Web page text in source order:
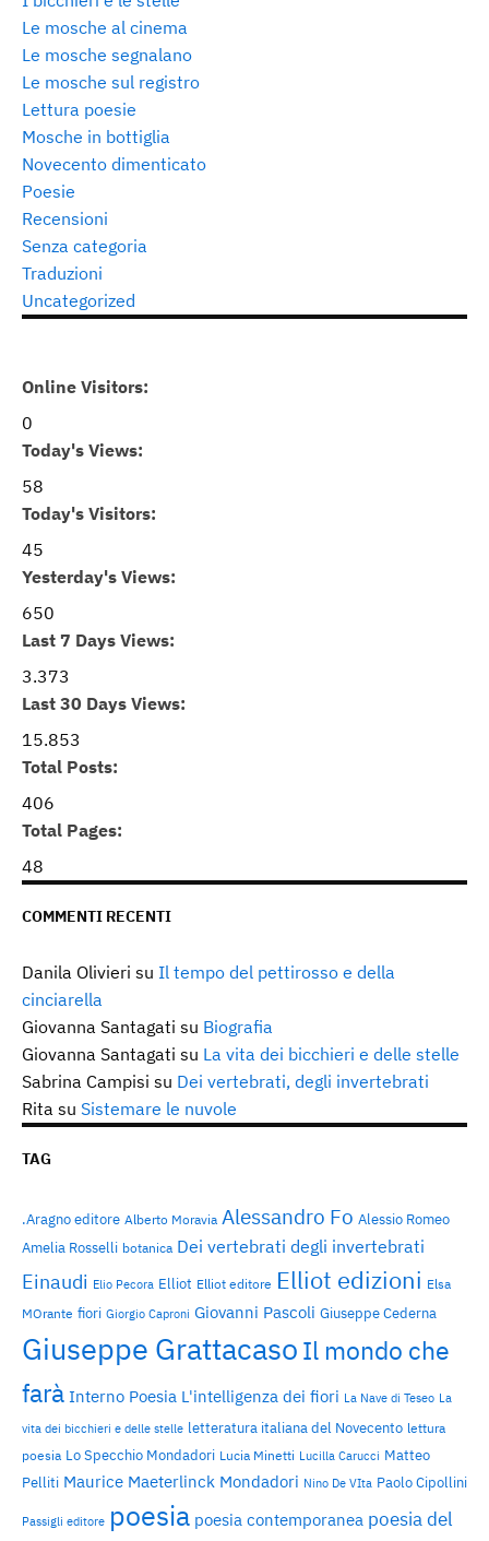
Le mosche al cinema
Le mosche segnalano
Le mosche sul registro
Lettura poesie
Mosche in bottiglia
Novecento dimenticato
Poesie
Recensioni
Senza categoria
Traduzioni
Uncategorized
Online Visitors:
0
Today's Views:
58
Today's Visitors:
45
Yesterday's Views:
650
Last 7 Days Views:
3.373
Last 30 Days Views:
15.853
Total Posts:
406
Total Pages:
48
COMMENTI RECENTI
Danila Olivieri su Il tempo del pettirosso e della
cinciarella
Giovanna Santagati su Biografia
Giovanna Santagati su La vita dei bicchieri e delle stelle
Sabrina Campisi su Dei vertebrati, degli invertebrati
Rita su Sistemare le nuvole
TAG
.Aragno editore Alberto Moravia Alessandro Fo Alessio Romeo
Amelia Rosselli botanica Dei vertebrati degli invertebrati
Einaudi Elio Pecora Elliot Elliot editore Elliot edizioni Elsa
MOrante fiori Giorgio Caproni Giovanni Pascoli Giuseppe Cederna
Giuseppe Grattacaso Il mondo che
farà Interno Poesia L'intelligenza dei fiori La Nave di Teseo La
vita dei bicchieri e delle stelle letteratura italiana del Novecento lettura
poesia Lo Specchio Mondadori Lucia Minetti Lucilla Carucci Matteo
Pelliti Maurice Maeterlinck Mondadori Nino De VIta Paolo Cipollini
Passigli editore poesia poesia contemporanea poesia del